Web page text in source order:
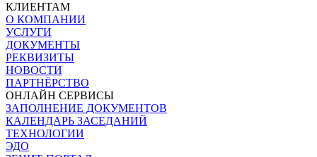
КЛИЕНТАМ
О КОМПАНИИ
УСЛУГИ
ДОКУМЕНТЫ
РЕКВИЗИТЫ
НОВОСТИ
ПАРТНЁРСТВО
ОНЛАЙН СЕРВИСЫ
ЗАПОЛНЕНИЕ ДОКУМЕНТОВ
КАЛЕНДАРЬ ЗАСЕДАНИЙ
ТЕХНОЛОГИИ
ЭДО